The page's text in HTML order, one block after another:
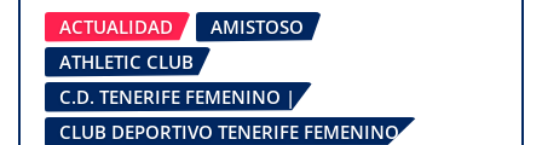
ACTUALIDAD
AMISTOSO
ATHLETIC CLUB
C.D. TENERIFE FEMENINO |
CLUB DEPORTIVO TENERIFE FEMENINO